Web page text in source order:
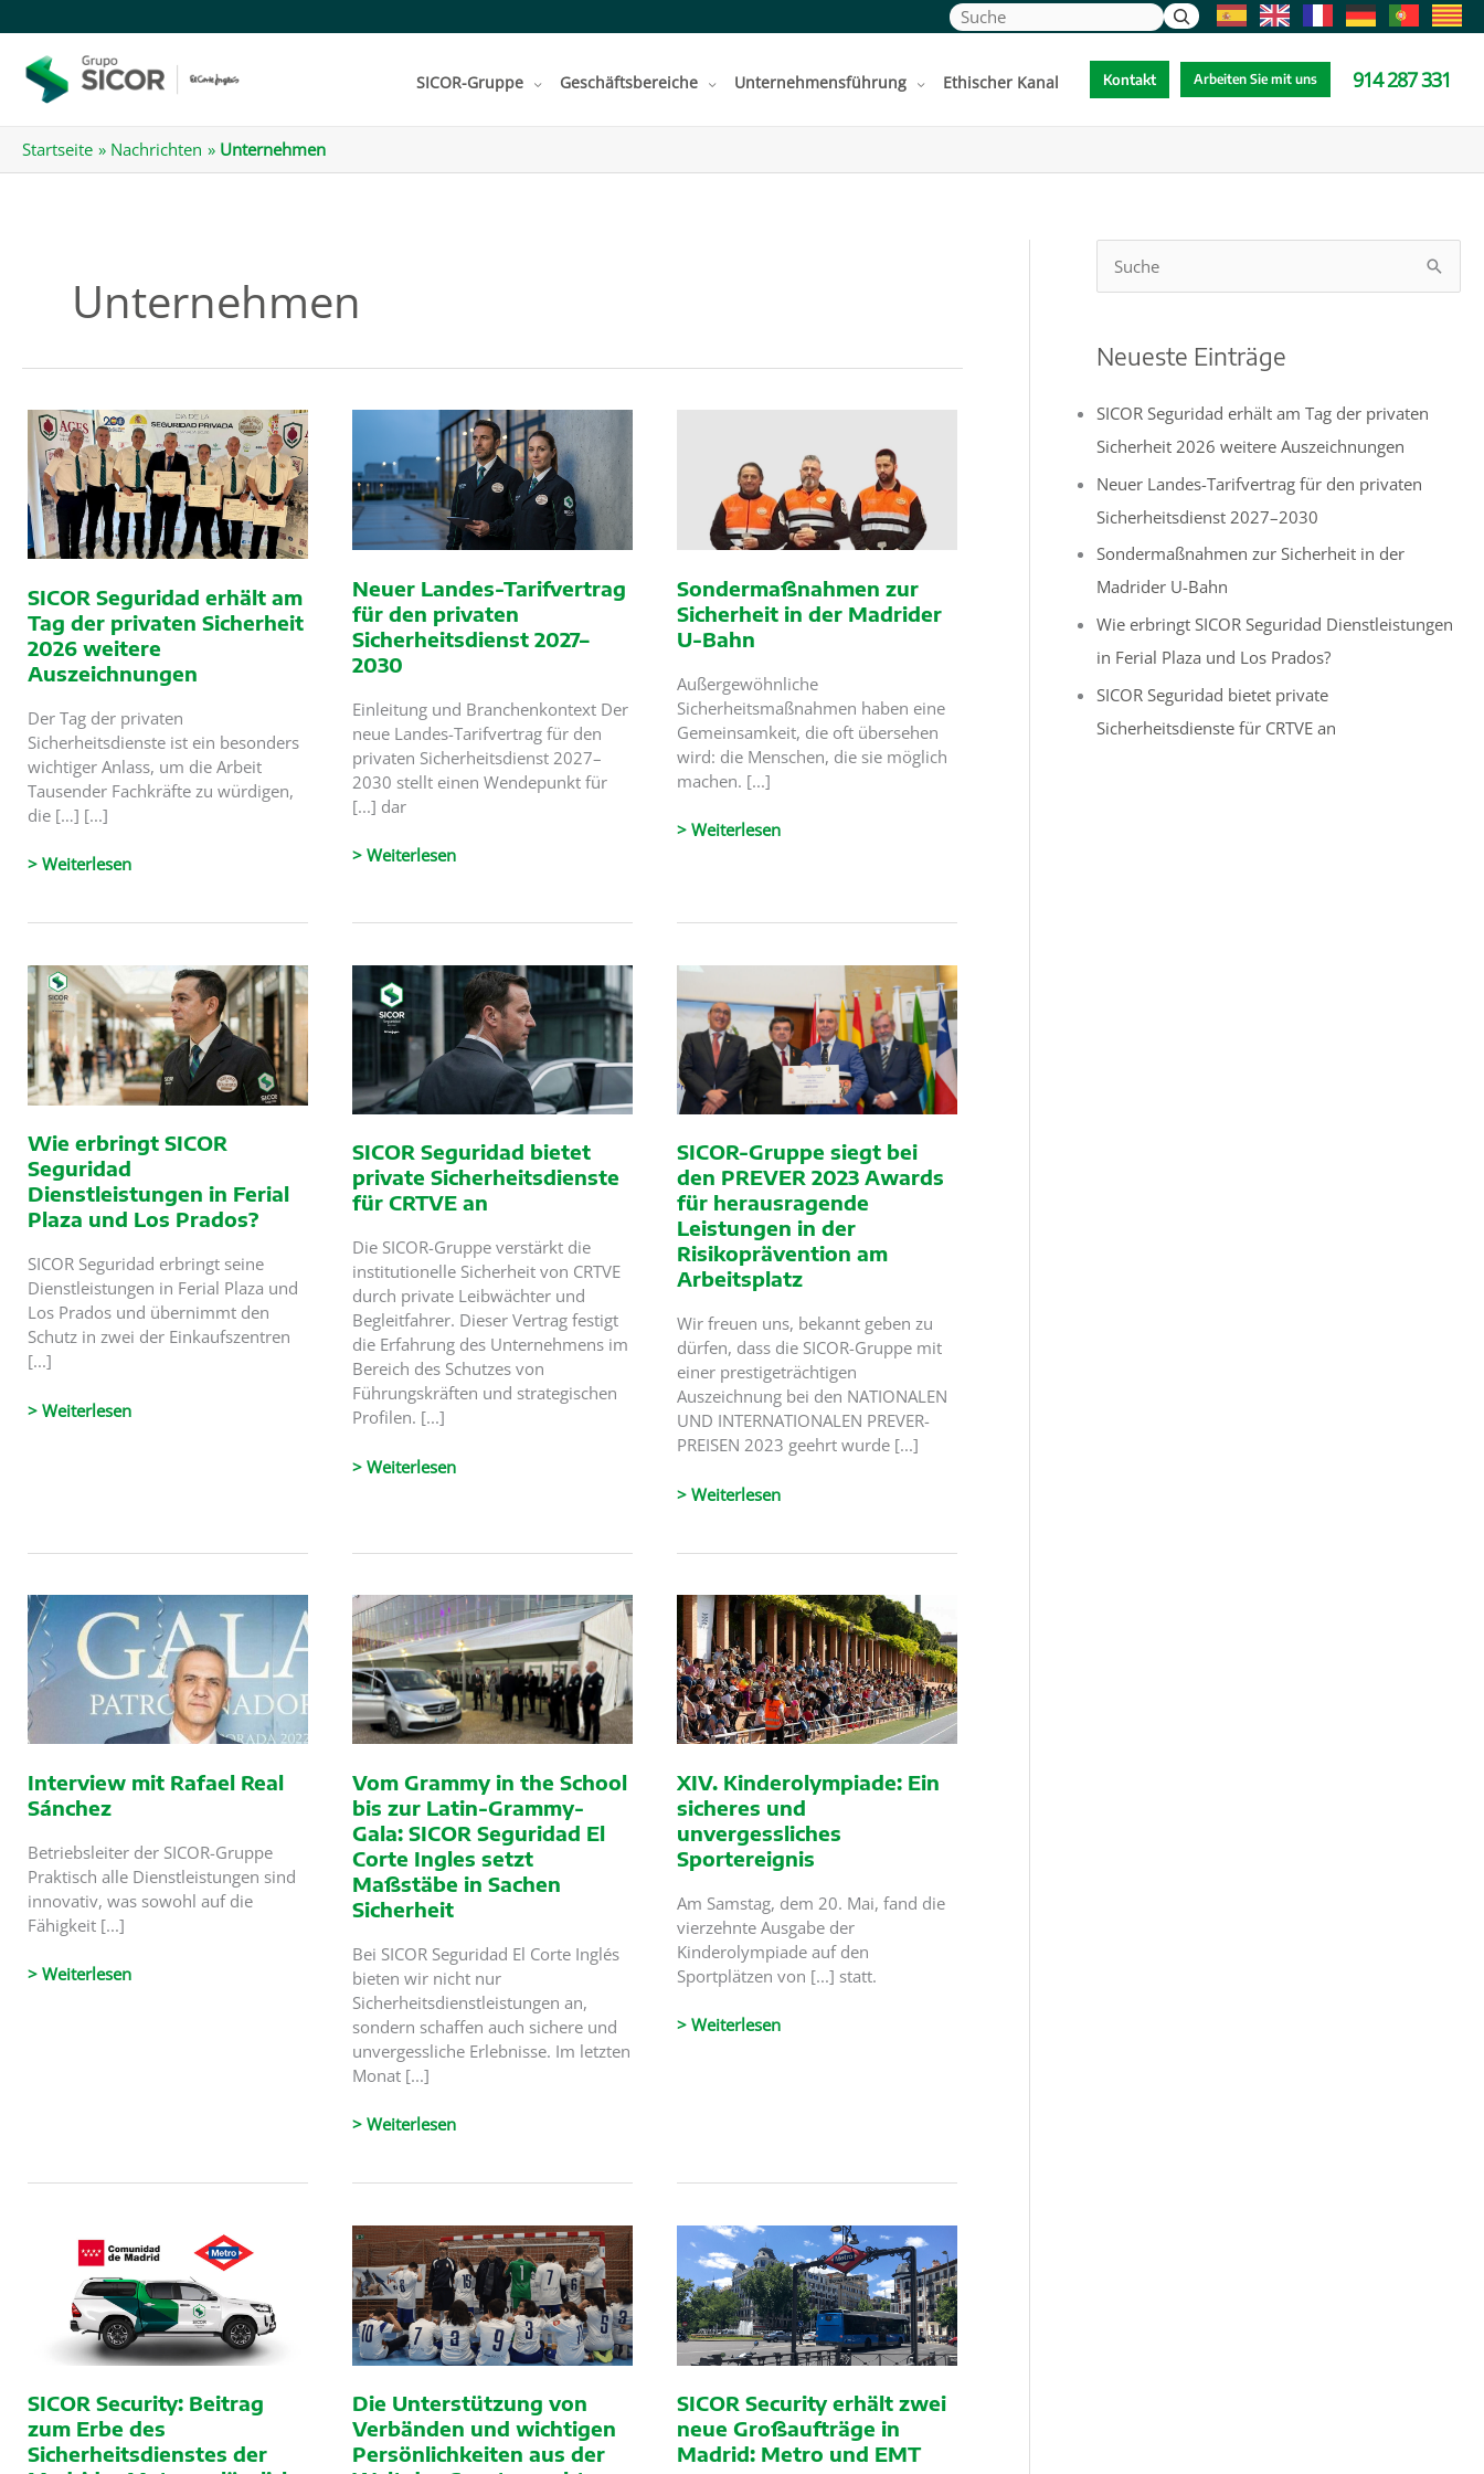
Inhalt
springen
Suche
SICOR-Gruppe Geschäftsbereiche Unternehmensführung Ethischer Kanal Kontakt Arbeiten Sie mit uns 914 287 331
Startseite Nachrichten Unternehmen
Unternehmen
SICOR Seguridad erhält am
Tag der privaten Sicherheit
2026 weitere
Auszeichnungen
Der Tag der privaten
Sicherheitsdienste ist ein besonders
wichtiger Anlass, um die Arbeit
Tausender Fachkräfte zu würdigen,
die […] [...]
SICOR
Tag
der
privaten
Sicherheit
2026
weitere
Auszeichnungen
> Weiterlesen
Neuer Landes-Tarifvertrag
für den privaten
Sicherheitsdienst 2027–
2030
Einleitung und Branchenkontext Der
neue Landes-Tarifvertrag für den
privaten Sicherheitsdienst 2027–
2030 stellt einen Wendepunkt für
[...] dar
Neuer
für
privaten
Sicherheitsdienst
2027–
2030
> Weiterlesen
Sondermaßnahmen zur
Sicherheit in der Madrider
U-Bahn
Außergewöhnliche
Sicherheitsmaßnahmen haben eine
Gemeinsamkeit, die oft übersehen
wird: die Menschen, die sie möglich
machen. [...]
Sondermaßnahmen
der
U-
Bahn
> Weiterlesen
Wie erbringt SICOR
Seguridad
Dienstleistungen in Ferial
Plaza und Los Prados?
SICOR Seguridad erbringt seine
Dienstleistungen in Ferial Plaza und
Los Prados und übernimmt den
Schutz in zwei der Einkaufszentren
[...]
Wie
Ferial
und
Los
Prados?
> Weiterlesen
SICOR Seguridad bietet
private Sicherheitsdienste
für CRTVE an
Die SICOR-Gruppe verstärkt die
institutionelle Sicherheit von CRTVE
durch private Leibwächter und
Begleitfahrer. Dieser Vertrag festigt
die Erfahrung des Unternehmens im
Bereich des Schutzes von
Führungskräften und strategischen
Profilen. [...]
SICOR
CRTVE
> Weiterlesen
SICOR-Gruppe siegt bei
den PREVER 2023 Awards
für herausragende
Leistungen in der
Risikoprävention am
Arbeitsplatz
Wir freuen uns, bekannt geben zu
dürfen, dass die SICOR-Gruppe mit
einer prestigeträchtigen
Auszeichnung bei den NATIONALEN
UND INTERNATIONALEN PREVER-
PREISEN 2023 geehrt wurde [...]
Die
bei
den
PREVER-
Preisen
2023
für
ihre
Leistungen
im
Bereich
der
von
Arbeitsrisiken
> Weiterlesen
Interview mit Rafael Real
Sánchez
Betriebsleiter der SICOR-Gruppe
Praktisch alle Dienstleistungen sind
innovativ, was sowohl auf die
Fähigkeit [...]
Interview
> Weiterlesen
Vom Grammy in the School
bis zur Latin-Grammy-
Gala: SICOR Seguridad El
Corte Ingles setzt
Maßstäbe in Sachen
Sicherheit
Bei SICOR Seguridad El Corte Inglés
bieten wir nicht nur
Sicherheitsdienstleistungen an,
sondern schaffen auch sichere und
unvergessliche Erlebnisse. Im letzten
Monat [...]
Von
School
bis
zur
Latin
Grammy
Gala:
SICOR
Seguridad
El
Corte
Ingles
> Weiterlesen
XIV. Kinderolympiade: Ein
sicheres und
unvergessliches
Sportereignis
Am Samstag, dem 20. Mai, fand die
vierzehnte Ausgabe der
Kinderolympiade auf den
Sportplätzen von [...] statt.
XIV.
> Weiterlesen
SICOR Security: Beitrag
zum Erbe des
Sicherheitsdienstes der
Die Unterstützung von
Verbänden und wichtigen
Persönlichkeiten aus der
SICOR Security erhält zwei
neue Großaufträge in
Madrid: Metro und EMT
u
h
n
n
a
c
h
:
Neueste Einträge
SICOR Seguridad erhält am Tag der privaten
Sicherheit 2026 weitere Auszeichnungen
Neuer Landes-Tarifvertrag für den privaten
Sicherheitsdienst 2027–2030
Sondermaßnahmen zur Sicherheit in der
Madrider U-Bahn
Wie erbringt SICOR Seguridad Dienstleistungen
in Ferial Plaza und Los Prados?
SICOR Seguridad bietet private
Sicherheitsdienste für CRTVE an